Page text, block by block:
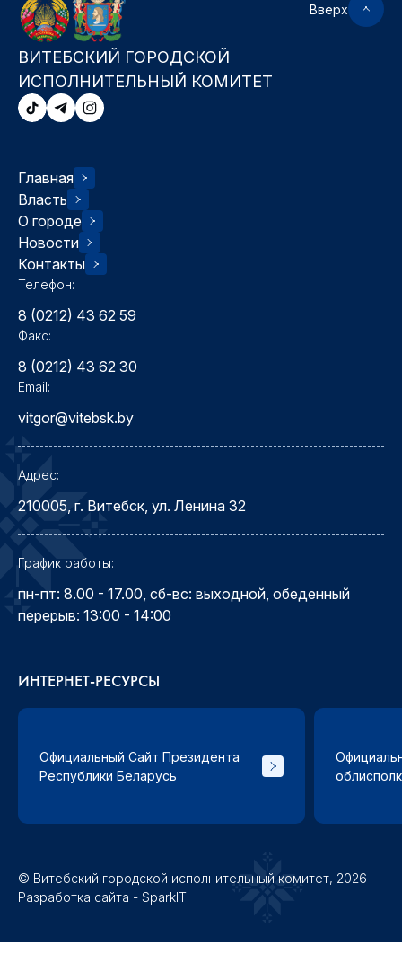
ВИТЕБСКИЙ ГОРОДСКОЙ
ИСПОЛНИТЕЛЬНЫЙ КОМИТЕТ
Вверх
Главная
Власть
О городе
Новости
Контакты
Телефон:
8 (0212) 43 62 59
Факс:
8 (0212) 43 62 30
Email:
vitgor@vitebsk.by
Адрес:
210005, г. Витебск, ул. Ленина 32
График работы:
пн-пт: 8.00 - 17.00, сб-вс: выходной, обеденный
перерыв: 13:00 - 14:00
ИНТЕРНЕТ-РЕСУРСЫ
Официальный Сайт Президента
Республики Беларусь
© Витебский городской исполнительный комитет, 2026
Разработка сайта - SparkIT